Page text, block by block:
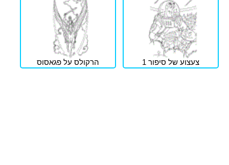
צעצוע של סיפור 1 הרקולס על פגאסוס